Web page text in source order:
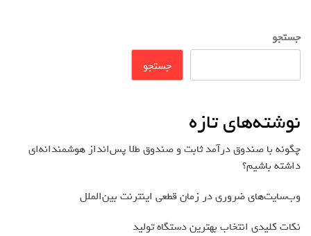
جستجو
جستجو
نوشته‌های تازه
چگونه با صندوق درآمد ثابت و صندوق طلا پس‌انداز هوشمندانه‌ای
داشته باشیم؟
وب‌سایت‌های ضروری در زمان قطعی اینترنت بین‌الملل
نکات کلیدی انتخاب بهترین دستگاه تولید